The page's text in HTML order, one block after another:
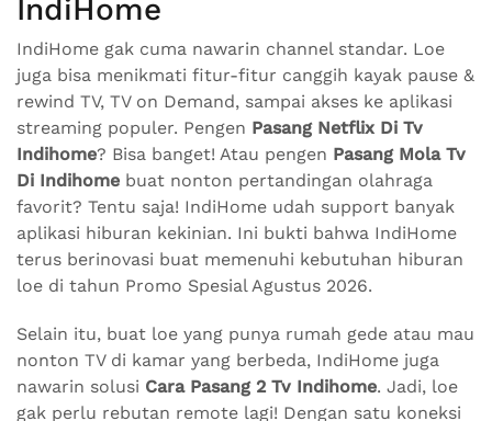
IndiHome
IndiHome gak cuma nawarin channel standar. Loe
juga bisa menikmati fitur-fitur canggih kayak pause &
rewind TV, TV on Demand, sampai akses ke aplikasi
streaming populer. Pengen Pasang Netflix Di Tv
Indihome? Bisa banget! Atau pengen Pasang Mola Tv
Di Indihome buat nonton pertandingan olahraga
favorit? Tentu saja! IndiHome udah support banyak
aplikasi hiburan kekinian. Ini bukti bahwa IndiHome
terus berinovasi buat memenuhi kebutuhan hiburan
loe di tahun Promo Spesial Agustus 2026.
Selain itu, buat loe yang punya rumah gede atau mau
nonton TV di kamar yang berbeda, IndiHome juga
nawarin solusi Cara Pasang 2 Tv Indihome. Jadi, loe
gak perlu rebutan remote lagi! Dengan satu koneksi